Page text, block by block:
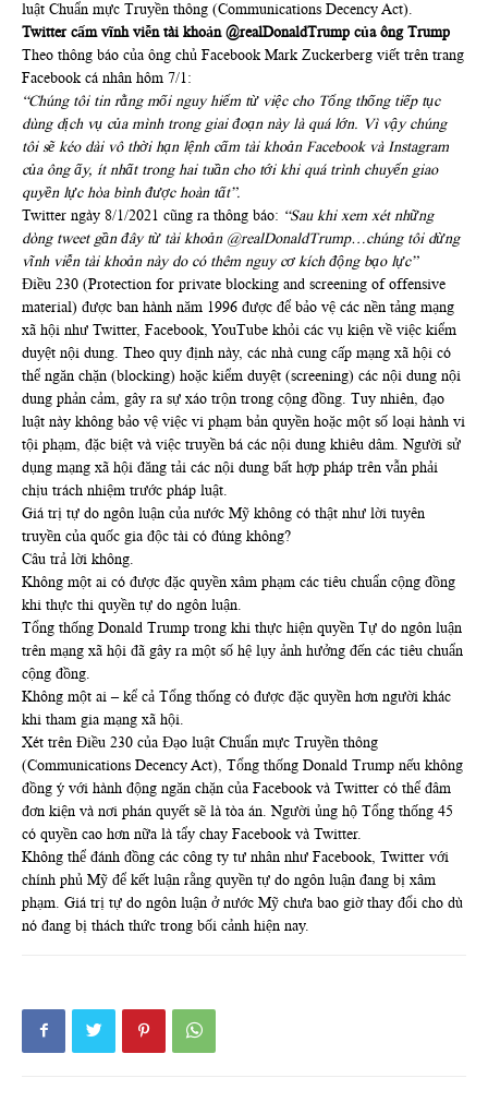
luật Chuẩn mực Truyền thông (Communications Decency Act).
Twitter cấm vĩnh viễn tài khoản @realDonaldTrump của ông Trump
Theo thông báo của ông chủ Facebook Mark Zuckerberg viết trên trang
Facebook cá nhân hôm 7/1:
“Chúng tôi tin rằng mối nguy hiểm từ việc cho Tổng thống tiếp tục
dùng dịch vụ của mình trong giai đoạn này là quá lớn. Vì vậy chúng
tôi sẽ kéo dài vô thời hạn lệnh cấm tài khoản Facebook và Instagram
của ông ấy, ít nhất trong hai tuần cho tới khi quá trình chuyển giao
quyền lực hòa bình được hoàn tất”.
Twitter ngày 8/1/2021 cũng ra thông báo: “Sau khi xem xét những
dòng tweet gần đây từ tài khoản @realDonaldTrump…chúng tôi dừng
vĩnh viễn tài khoản này do có thêm nguy cơ kích động bạo lực”
Điều 230 (Protection for private blocking and screening of offensive
material) được ban hành năm 1996 được để bảo vệ các nền tảng mạng
xã hội như Twitter, Facebook, YouTube khỏi các vụ kiện về việc kiểm
duyệt nội dung. Theo quy định này, các nhà cung cấp mạng xã hội có
thể ngăn chặn (blocking) hoặc kiểm duyệt (screening) các nội dung nội
dung phản cảm, gây ra sự xáo trộn trong cộng đồng. Tuy nhiên, đạo
luật này không bảo vệ việc vi phạm bản quyền hoặc một số loại hành vi
tội phạm, đặc biệt và việc truyền bá các nội dung khiêu dâm. Người sử
dụng mạng xã hội đăng tải các nội dung bất hợp pháp trên vẫn phải
chịu trách nhiệm trước pháp luật.
Giá trị tự do ngôn luận của nước Mỹ không có thật như lời tuyên
truyền của quốc gia độc tài có đúng không?
Câu trả lời không.
Không một ai có được đặc quyền xâm phạm các tiêu chuẩn cộng đồng
khi thực thi quyền tự do ngôn luận.
Tổng thống Donald Trump trong khi thực hiện quyền Tự do ngôn luận
trên mạng xã hội đã gây ra một số hệ lụy ảnh hưởng đến các tiêu chuẩn
cộng đồng.
Không một ai – kể cả Tổng thống có được đặc quyền hơn người khác
khi tham gia mạng xã hội.
Xét trên Điều 230 của Đạo luật Chuẩn mực Truyền thông
(Communications Decency Act), Tổng thống Donald Trump nếu không
đồng ý với hành động ngăn chặn của Facebook và Twitter có thể đâm
đơn kiện và nơi phán quyết sẽ là tòa án. Người ủng hộ Tổng thống 45
có quyền cao hơn nữa là tẩy chay Facebook và Twitter.
Không thể đánh đồng các công ty tư nhân như Facebook, Twitter với
chính phủ Mỹ để kết luận rằng quyền tự do ngôn luận đang bị xâm
phạm. Giá trị tự do ngôn luận ở nước Mỹ chưa bao giờ thay đổi cho dù
nó đang bị thách thức trong bối cảnh hiện nay.